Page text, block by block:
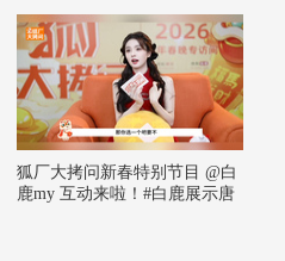
狐厂大拷问新春特别节目️ @白
鹿my 互动来啦！#白鹿展示唐